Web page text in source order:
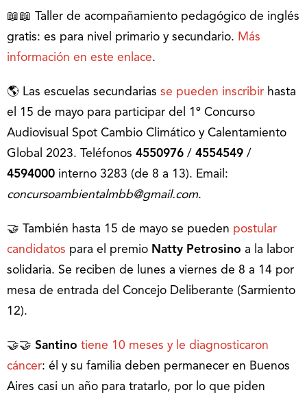
📖📖 Taller de acompañamiento pedagógico de inglés
gratis: es para nivel primario y secundario. Más
información en este enlace.
🌎 Las escuelas secundarias se pueden inscribir hasta
el 15 de mayo para participar del 1º Concurso
Audiovisual Spot Cambio Climático y Calentamiento
Global 2023. Teléfonos 4550976 / 4554549 /
4594000 interno 3283 (de 8 a 13). Email:
concursoambientalmbb@gmail.com.
🤝 También hasta 15 de mayo se pueden postular
candidatos para el premio Natty Petrosino a la labor
solidaria. Se reciben de lunes a viernes de 8 a 14 por
mesa de entrada del Concejo Deliberante (Sarmiento
12).
🤝🤝 Santino tiene 10 meses y le diagnosticaron
cáncer: él y su familia deben permanecer en Buenos
Aires casi un año para tratarlo, por lo que piden